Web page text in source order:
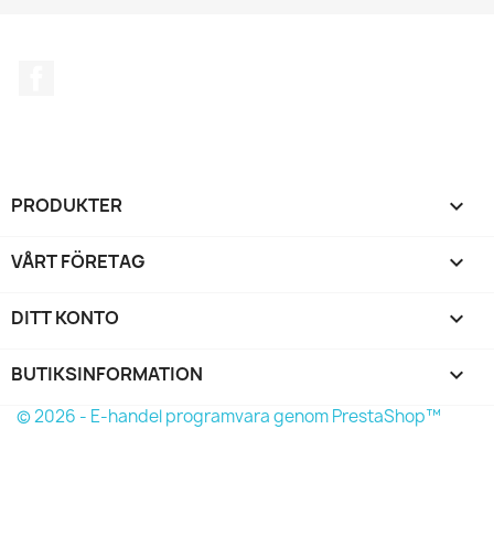
PRODUKTER 
VÅRT FÖRETAG 
DITT KONTO 
BUTIKSINFORMATION keyboard_arrow_down
© 2026 - E-handel programvara genom PrestaShop™